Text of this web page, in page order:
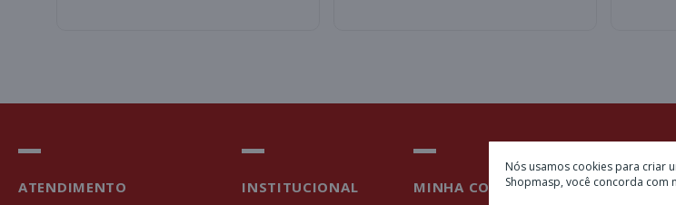
Nós usamos cookies para criar
Shopmasp, você concorda com
ATENDIMENTO INSTITUCIONAL MINHA CONTA